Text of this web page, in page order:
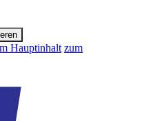
Hauptinhalt zum